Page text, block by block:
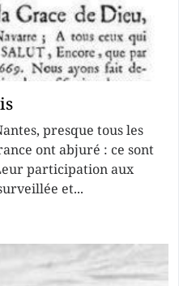
presque tous les
ont abjuré : ce sont
participation aux
et...